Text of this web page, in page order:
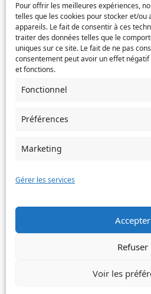
Pour offrir les meilleures expériences,
telles que les cookies pour stocker et/ou
appareils. Le fait de consentir à ces
traiter des données telles que le
uniques sur ce site. Le fait de ne pas
consentement peut avoir un effet
et fonctions.
Fonctionnel
Préférences
Marketing
Gérer les services
Accepter
Refuser
Voir les
Service concerné (Nécessaire)
Si votre demande concerne des
concerné.
Objet
Message(Nécessaire)